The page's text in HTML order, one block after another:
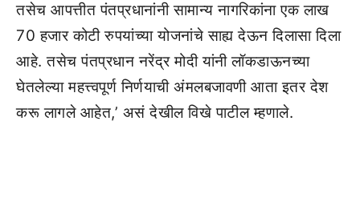
तसेच आपत्तीत पंतप्रधानांनी सामान्य नागरिकांना एक लाख
70 हजार कोटी रुपयांच्या योजनांचे साह्य देऊन दिलासा दिला
आहे. तसेच पंतप्रधान नरेंद्र मोदी यांनी लॉकडाऊनच्या
घेतलेल्या महत्त्वपूर्ण निर्णयाची अंमलबजावणी आता इतर देश
करू लागले आहेत,’ असं देखील विखे पाटील म्हणाले.